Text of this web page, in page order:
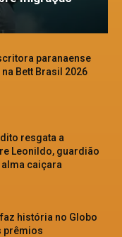
paranaense
Bett Brasil 2026
resgata a
Leonildo, guardião
caiçara
história no Globo
prêmios